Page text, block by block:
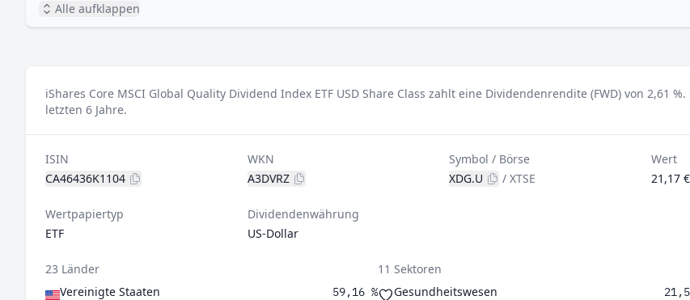
Alle aufklappen
iShares Core MSCI Global Quality Dividend Index ETF USD Share Class zahlt eine Dividendenrendite (FWD) von 2,61 %.
letzten 6 Jahre.
ISIN
CA46436K1104
WKN
A3DVRZ
Symbol / Börse
XDG.U
/XTSE
Wert
21,17 €
Wertpapiertyp
ETF
Dividendenwährung
US-Dollar
23 Länder
Vereinigte Staaten
59,16 %
11 Sektoren
Gesundheitswesen